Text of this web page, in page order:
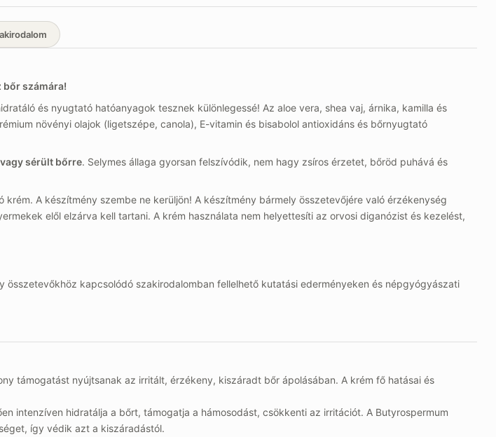
bőr számára!
és nyugtató hatóanyagok tesznek különlegessé! Az aloe vera, shea vaj, árnika, kamilla és
növényi olajok (ligetszépe, canola), E-vitamin és bisabolol antioxidáns és bőrnyugtató
sérült bőrre. Selymes állaga gyorsan felszívódik, nem hagy zsíros érzetet, bőröd puhává és
A készítmény szembe ne kerüljön! A készítmény bármely összetevőjére való érzékenység
elől elzárva kell tartani. A krém használata nem helyettesíti az orvosi diganózist és kezelést,
kapcsolódó szakirodalomban fellelhető kutatási ederményeken és népgyógyászati
támogatást nyújtsanak az irritált, érzékeny, kiszáradt bőr ápolásában. A krém fő hatásai és
intenzíven hidratálja a bőrt, támogatja a hámosodást, csökkenti az irritációt. A Butyrospermum
így védik azt a kiszáradástól.